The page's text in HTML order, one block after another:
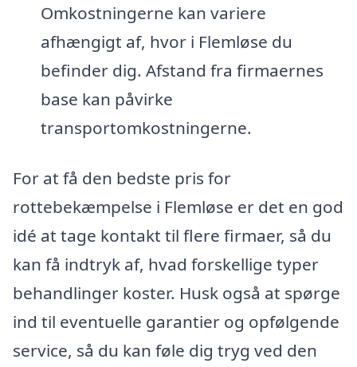
Omkostningerne kan variere
afhængigt af, hvor i Flemløse du
befinder dig. Afstand fra firmaernes
base kan påvirke
transportomkostningerne.
For at få den bedste pris for
rottebekæmpelse i Flemløse er det en god
idé at tage kontakt til flere firmaer, så du
kan få indtryk af, hvad forskellige typer
behandlinger koster. Husk også at spørge
ind til eventuelle garantier og opfølgende
service, så du kan føle dig tryg ved den